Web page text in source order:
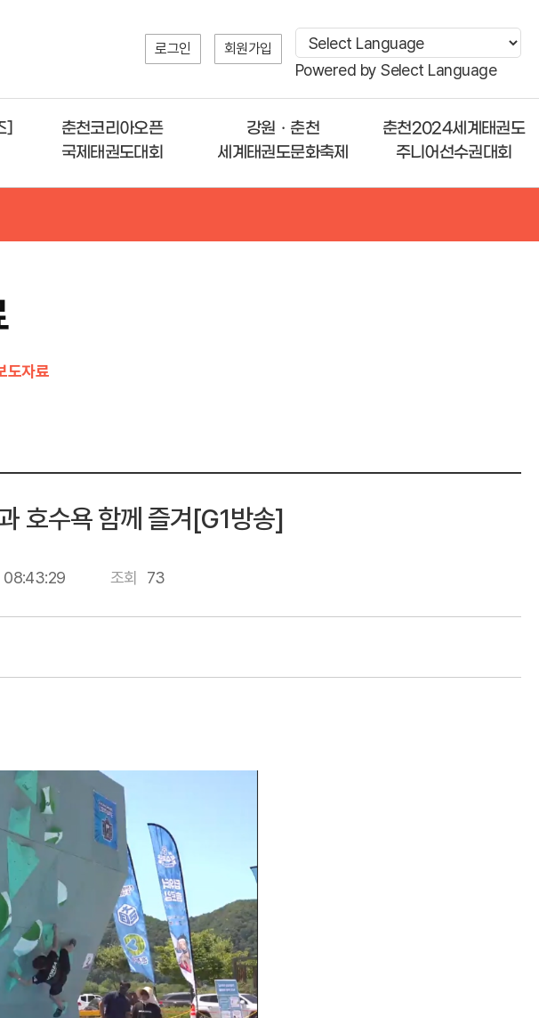
로그인 회원가입
Powered bySelect Language
]
춘천코리아오픈
국제태권도대회
강원ㆍ춘천
세계태권도문화축제
춘천2024세계태권도
주니어선수권대회
도자료
호수욕 함께 즐겨[G1방송]
조회 73